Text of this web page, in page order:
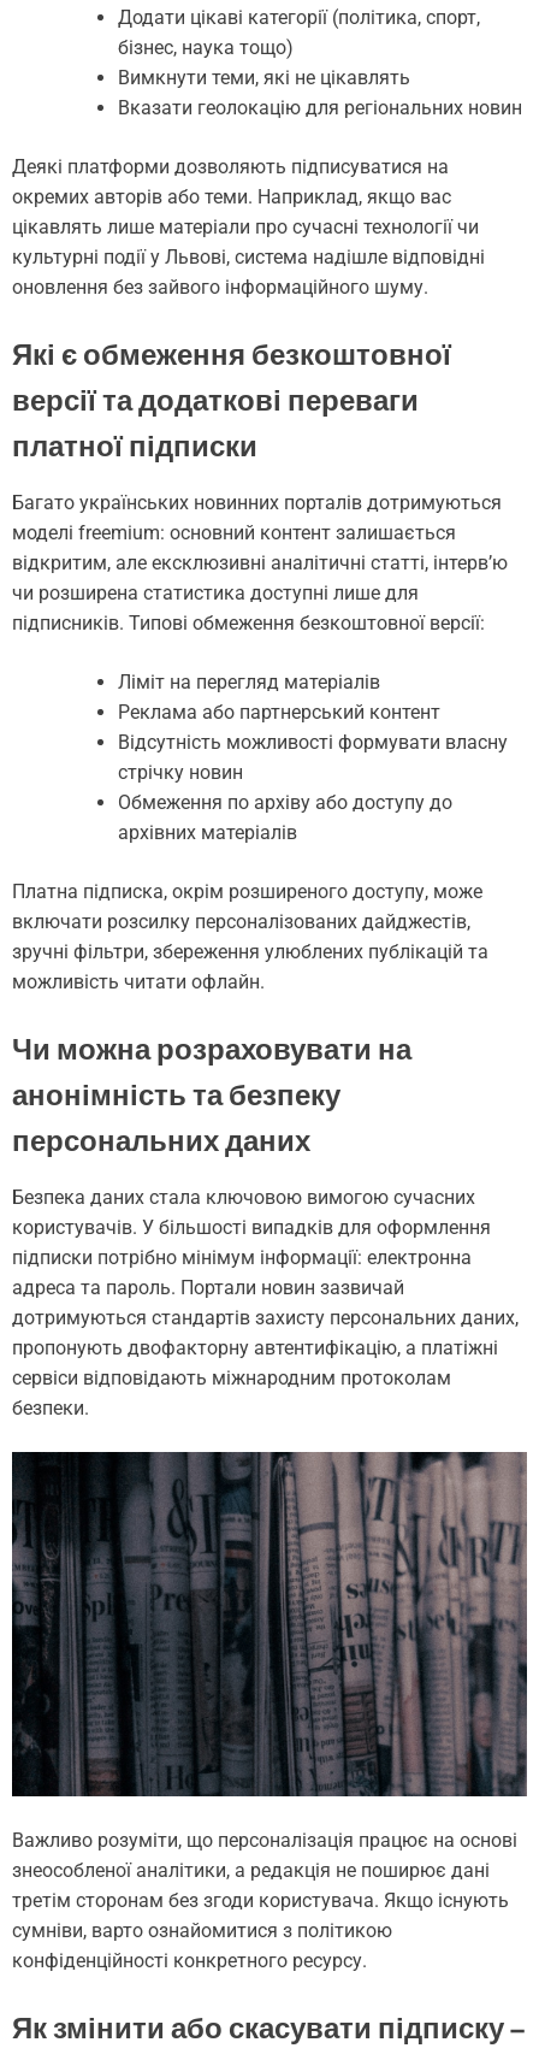
Додати цікаві категорії (політика, спорт,
бізнес, наука тощо)
Вимкнути теми, які не цікавлять
Вказати геолокацію для регіональних новин
Деякі платформи дозволяють підписуватися на
окремих авторів або теми. Наприклад, якщо вас
цікавлять лише матеріали про сучасні технології чи
культурні події у Львові, система надішле відповідні
оновлення без зайвого інформаційного шуму.
Які є обмеження безкоштовної
версії та додаткові переваги
платної підписки
Багато українських новинних порталів дотримуються
моделі freemium: основний контент залишається
відкритим, але ексклюзивні аналітичні статті, інтерв’ю
чи розширена статистика доступні лише для
підписників. Типові обмеження безкоштовної версії:
Ліміт на перегляд матеріалів
Реклама або партнерський контент
Відсутність можливості формувати власну
стрічку новин
Обмеження по архіву або доступу до
архівних матеріалів
Платна підписка, окрім розширеного доступу, може
включати розсилку персоналізованих дайджестів,
зручні фільтри, збереження улюблених публікацій та
можливість читати офлайн.
Чи можна розраховувати на
анонімність та безпеку
персональних даних
Безпека даних стала ключовою вимогою сучасних
користувачів. У більшості випадків для оформлення
підписки потрібно мінімум інформації: електронна
адреса та пароль. Портали новин зазвичай
дотримуються стандартів захисту персональних даних,
пропонують двофакторну автентифікацію, а платіжні
сервіси відповідають міжнародним протоколам
безпеки.
Важливо розуміти, що персоналізація працює на основі
знеособленої аналітики, а редакція не поширює дані
третім сторонам без згоди користувача. Якщо існують
сумніви, варто ознайомитися з політикою
конфіденційності конкретного ресурсу.
Як змінити або скасувати підписку –